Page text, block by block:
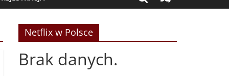
Netflix w Polsce
Brak danych.